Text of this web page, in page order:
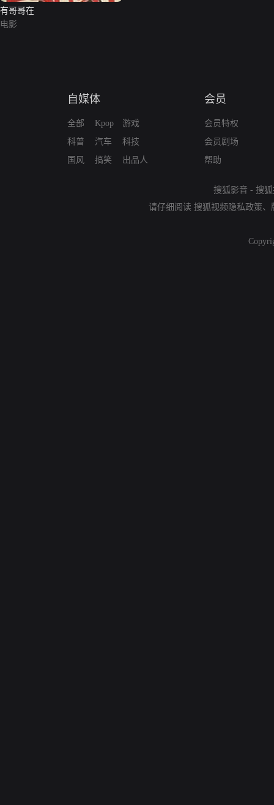
有哥哥在
电影
自媒体
全部
科普
国风
Kpop
汽车
搞笑
游戏
科技
出品人
会员
会员特权
会员剧场
帮助
搜狐影音 - 搜
请仔细阅读 搜狐视频隐私政策、